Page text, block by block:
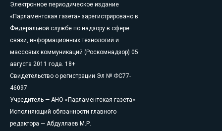
Электронное периодическое издание
«Парламентская газета» зарегистрировано в
Федеральной службе по надзору в сфере
связи, информационных технологий и
массовых коммуникаций (Роскомнадзор) 05
августа 2011 года. 18+
Свидетельство о регистрации Эл № ФС77-
46097
Учредитель — АНО «Парламентская газета»
Исполняющий обязанности главного
редактора — Абдуллаев М.Р.